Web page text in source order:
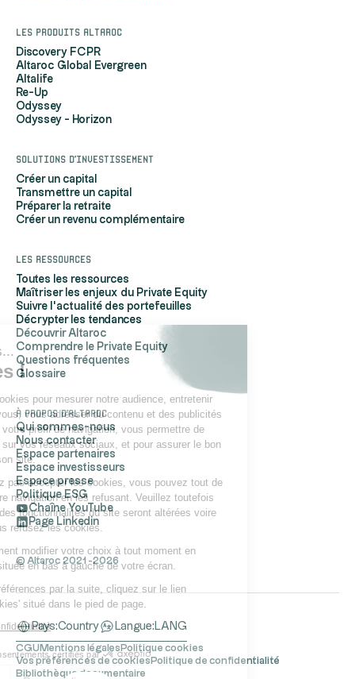
Salut c'est nous...
les Cookies !
Altaroc utilise des cookies pour mesurer notre audience, entretenir
notre relation avec vous, vous adresser du contenu et des publicités
personnalisés selon votre profil de navigation, vous permettre de
partager du contenu sur vos réseaux sociaux, et pour assurer le bon
fonctionnement de son site.
Si vous ne souhaitez pas accepter les cookies, vous pouvez tout de
même continuer votre navigation en les refusant. Veuillez toutefois
noter que certaines des fonctionnalités du site seront altérées voire
inaccessibles si vous refusez les cookies.
Vous pouvez également modifier votre choix à tout moment en
cliquant sur l’icône située en bas à gauche de votre écran.
Pour modifier vos préférences par la suite, cliquez sur le lien
'Préférences de cookies' situé dans le pied de page.
Lire la politique de confidentialité
Consentements certifiés par
Les produits Altaroc
Discovery FCPR
Altaroc Global Evergreen
Altalife
Re-Up
Odyssey
Odyssey - Horizon
Solutions d'investissement
Créer un capital
Transmettre un capital
Préparer la retraite
Créer un revenu complémentaire
Les ressources
Toutes les ressources
Maîtriser les enjeux du Private Equity
Suivre l'actualité des portefeuilles
Décrypter les tendances
Découvrir Altaroc
Comprendre le Private Equity
Questions fréquentes
Glossaire
À propos d'Altaroc
Qui sommes-nous
Nous contacter
Espace partenaires
Espace investisseurs
Espace presse
Politique ESG
Chaîne YouTube
Page Linkedin
© Altaroc 2021 -2026
Pays:Country Langue: LANG
CGU Mentions légales Politique cookies
Vos préférences de cookies Politique de confidentialité
Bibliothèque documentaire